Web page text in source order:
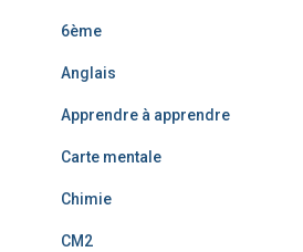
6ème
Anglais
Apprendre à apprendre
Carte mentale
Chimie
CM2